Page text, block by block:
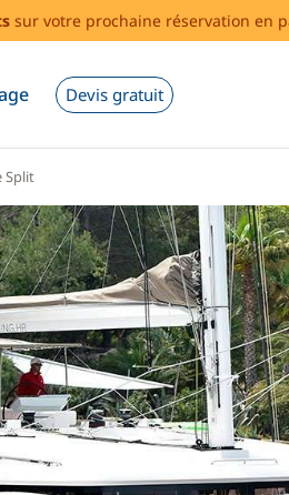
sur votre prochaine réservation en
Devis gratuit
Split